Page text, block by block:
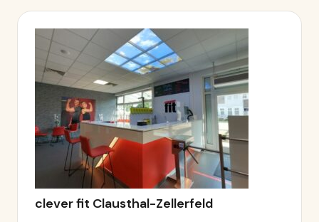
clever fit Clausthal-Zellerfeld